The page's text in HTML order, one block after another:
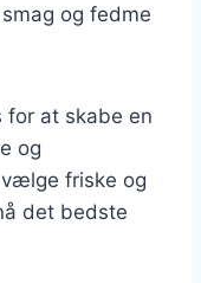
og fedme
for at skabe en
og
friske og
det bedste